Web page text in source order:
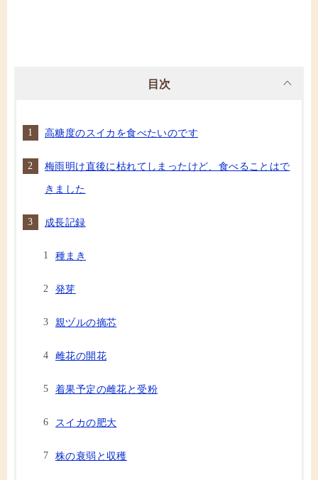
目次
高糖度のスイカを食べたいのです
梅雨明け直後に枯れてしまったけど、食べることはで
きました
成長記録
種まき
発芽
親ヅルの摘芯
雌花の開花
着果予定の雌花と受粉
スイカの肥大
株の衰弱と収穫